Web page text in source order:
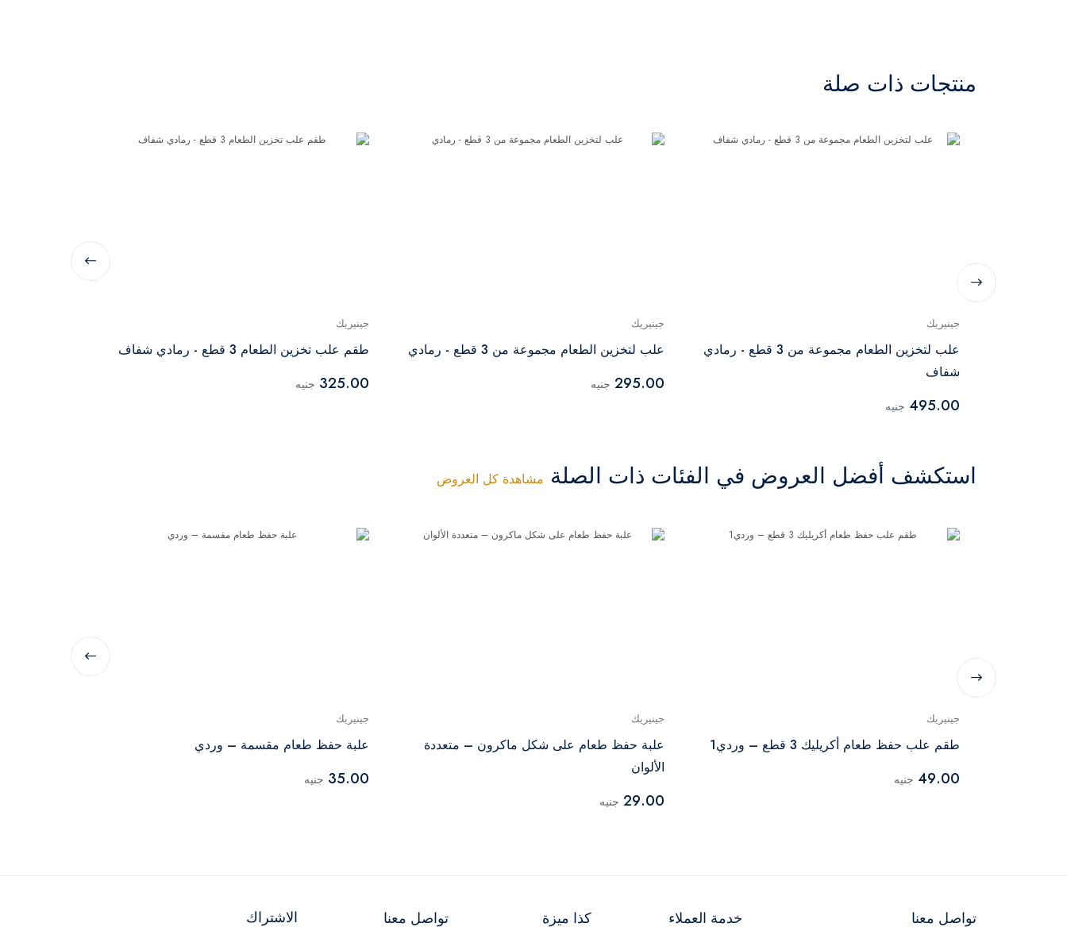
منتجات ذات صلة
جينيريك
علب لتخزين الطعام مجموعة من 3 قطع - رمادي
شفاف
495.00 جنيه
جينيريك
علب لتخزين الطعام مجموعة من 3 قطع - رمادي
295.00 جنيه
جينيريك
طقم علب تخزين الطعام 3 قطع - رمادي شفاف
325.00 جنيه
استكشف أفضل العروض في الفئات ذات الصلة مشاهدة كل العروض
جينيريك
طقم علب حفظ طعام أكريليك 3 قطع – وردي1
49.00 جنيه
جينيريك
علبة حفظ طعام على شكل ماكرون – متعددة
الألوان
29.00 جنيه
جينيريك
علبة حفظ طعام مقسمة – وردي
35.00 جنيه
تواصل معنا خدمة العملاء كذا ميزة تواصل معنا الاشتراك